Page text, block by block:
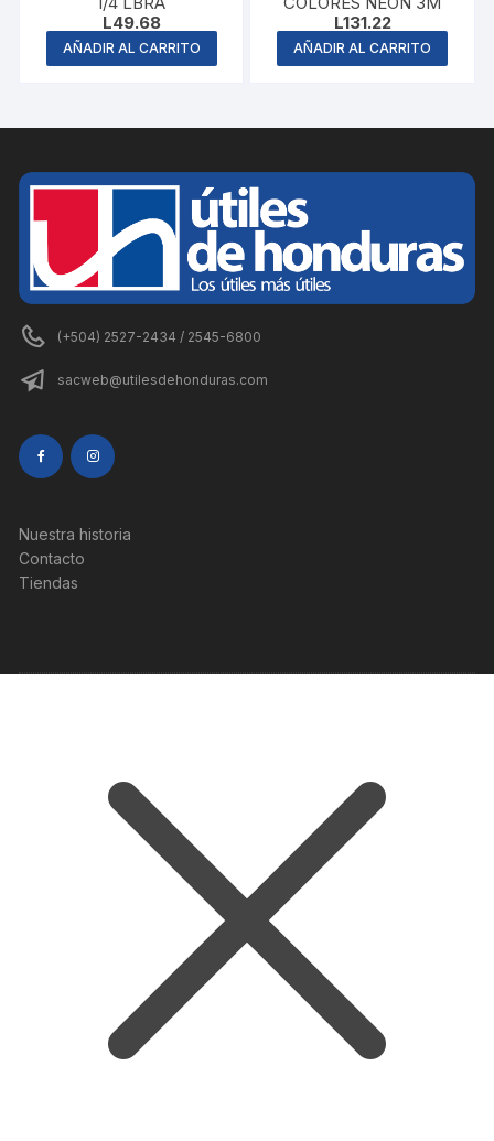
L49.68
AÑADIR AL CARRITO
L131.22
AÑADIR AL CARRITO
(+504) 2527-2434 / 2545-6800
sacweb@utilesdehonduras.com
Nuestra historia
Contacto
Tiendas